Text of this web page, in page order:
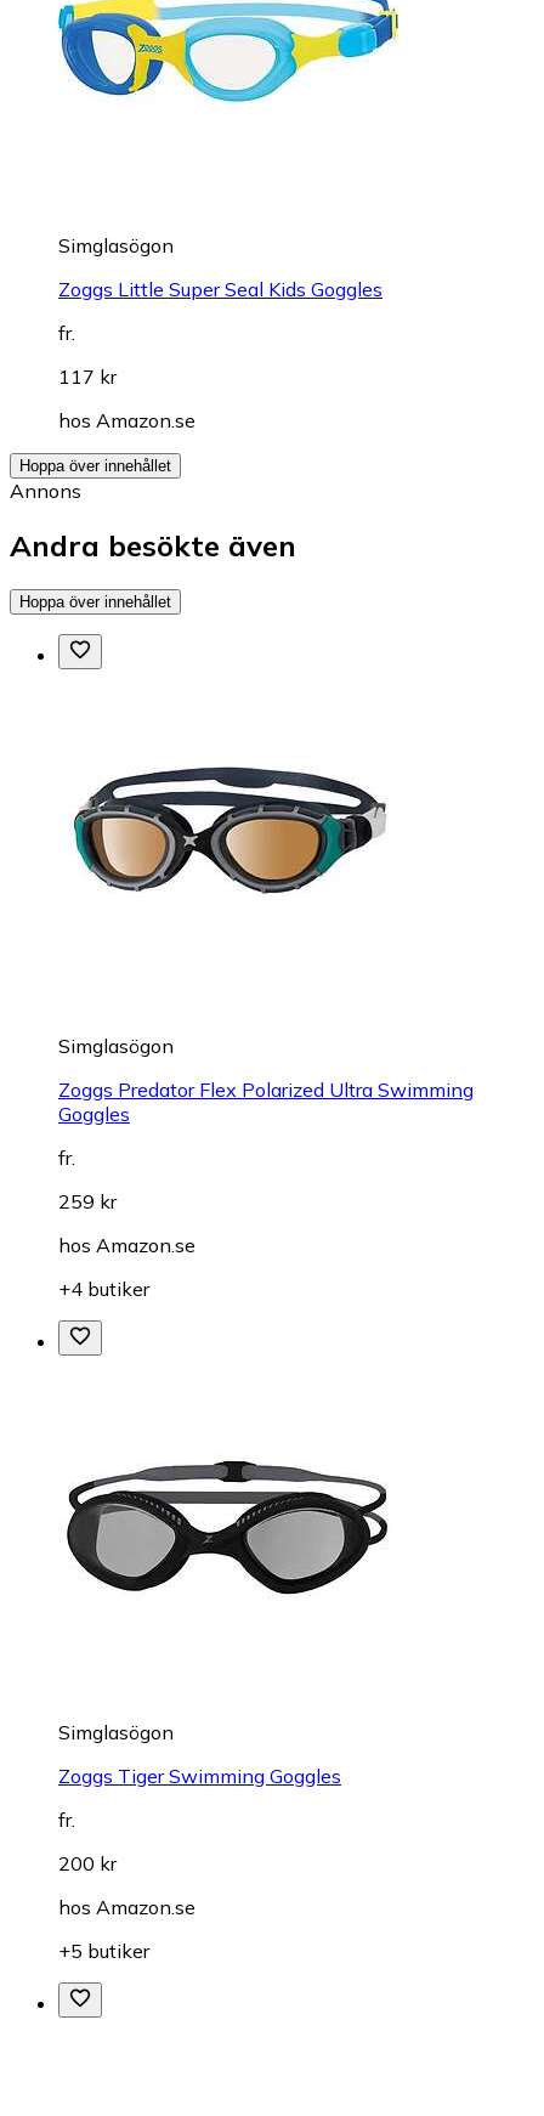
Simglasögon
Zoggs Little Super Seal Kids Goggles
fr.
117 kr
hos Amazon.se
Hoppa över innehållet
Annons
Andra besökte även
Hoppa över innehållet
Simglasögon
Zoggs Predator Flex Polarized Ultra Swimming
Goggles
fr.
259 kr
hos Amazon.se
+4 butiker
Simglasögon
Zoggs Tiger Swimming Goggles
fr.
200 kr
hos Amazon.se
+5 butiker